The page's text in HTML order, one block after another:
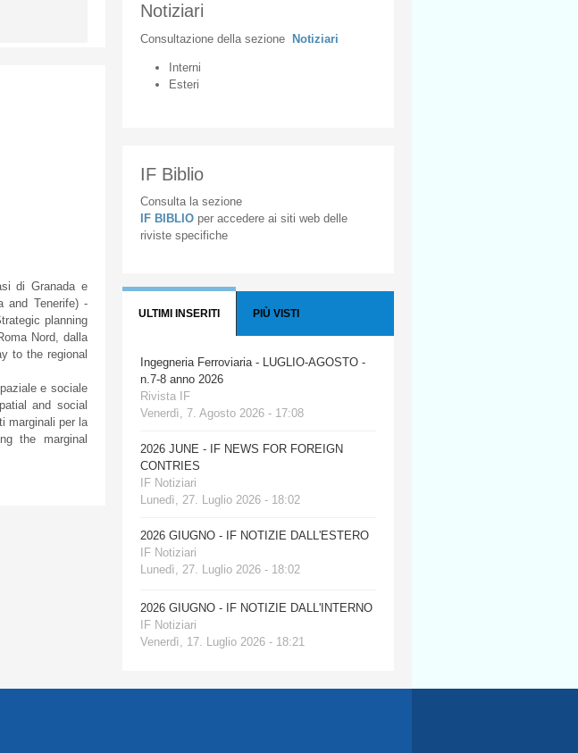
di Granada e
and Tenerife) -
planning
Nord, dalla
to the regional
e sociale
and social
marginali per la
the marginal
Notiziari
Consultazione della sezione Notiziari
Interni
Esteri
IF Biblio
Consulta la sezione
IF BIBLIO per accedere ai siti web delle
riviste specifiche
ULTIMI INSERITI PIÙ VISTI
Ingegneria Ferroviaria - LUGLIO-AGOSTO -
n.7-8 anno 2026
Rivista IF
Venerdì, 7. Agosto 2026 - 17:08
2026 JUNE - IF NEWS FOR FOREIGN
CONTRIES
IF Notiziari
Lunedì, 27. Luglio 2026 - 18:02
2026 GIUGNO - IF NOTIZIE DALL'ESTERO
IF Notiziari
Lunedì, 27. Luglio 2026 - 18:02
2026 GIUGNO - IF NOTIZIE DALL'INTERNO
IF Notiziari
Venerdì, 17. Luglio 2026 - 18:21